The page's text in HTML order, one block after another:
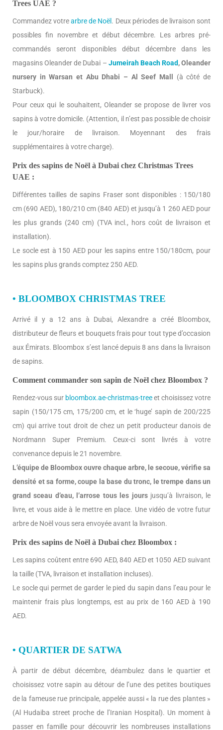
Trees UAE ?
Commandez votrearbre de Noël . Deux périodes de livraison sont
possibles fin novembre et début décembre. Les arbres pré-
commandés seront disponibles début décembre dans les
magasins Oleander de Dubai – Jumeirah Beach Road, Oleander
nursery in Warsan et Abu Dhabi – Al Seef Mall (à côté de
Starbuck).
Pour ceux qui le souhaitent, Oleander se propose de livrer vos
sapins à votre domicile. (Attention, il n’est pas possible de choisir
le jour/horaire de livraison. Moyennant des frais
supplémentaires à votre charge).
Prix des sapins de Noël à Dubai chez Christmas Trees
UAE :
Différentes tailles de sapins Fraser sont disponibles : 150/180
cm (690 AED), 180/210 cm (840 AED) et jusqu’à 1 260 AED pour
les plus grands (240 cm) (TVA incl., hors coût de livraison et
installation).
Le socle est à 150 AED pour les sapins entre 150/180cm, pour
les sapins plus grands comptez 250 AED.
• BLOOMBOX CHRISTMAS TREE
Arrivé il y a 12 ans à Dubai, Alexandre a créé Bloombox,
distributeur de fleurs et bouquets frais pour tout type d’occasion
aux Émirats. Bloombox s’est lancé depuis 8 ans dans la livraison
de sapins.
Comment commander son sapin de Noël chez Bloombox ?
Rendez-vous sur bloombox.ae-christmas-treeet choisissez votre
sapin (150/175 cm, 175/200 cm, et le ‘huge’ sapin de 200/225
cm) qui arrive tout droit de chez un petit producteur danois de
Nordmann Super Premium. Ceux-ci sont livrés à votre
convenance depuis le 21 novembre.
L’équipe de Bloombox ouvre chaque arbre, le secoue, vérifie sa
densité et sa forme, coupe la base du tronc, le trempe dans un
grand sceau d’eau, l’arrose tous les joursjusqu’à livraison, le
livre, et vous aide à le mettre en place. Une vidéo de votre futur
arbre de Noël vous sera envoyée avant la livraison.
Prix des sapins de Noël à Dubai chez Bloombox :
Les sapins coûtent entre 690 AED, 840 AED et 1050 AED suivant
la taille (TVA, livraison et installation incluses).
Le socle qui permet de garder le pied du sapin dans l’eau pour le
maintenir frais plus longtemps, est au prix de 160 AED à 190
AED.
• QUARTIER DE SATWA
À partir de début décembre, déambulez dans le quartier et
choisissez votre sapin au détour de l’une des petites boutiques
de la fameuse rue principale, appelée aussi « la rue des plantes »
(Al Hudaiba street proche de l’Iranian Hospital). Un moment à
passer en famille pour découvrir les nombreuses installations